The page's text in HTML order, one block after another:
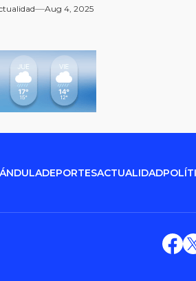
Aug 4, 2025
DEPORTESACTUALIDAD